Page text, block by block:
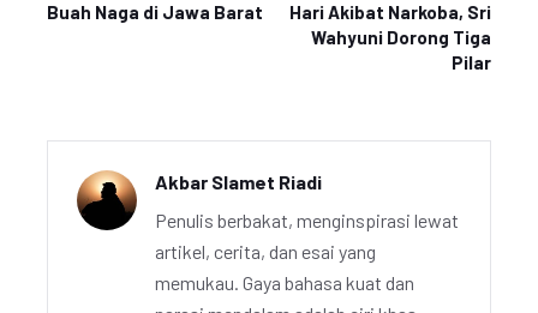
Buah Naga di Jawa Barat
Hari Akibat Narkoba, Sri
Wahyuni Dorong Tiga
Pilar
Akbar Slamet Riadi
Penulis berbakat, menginspirasi lewat
artikel, cerita, dan esai yang
memukau. Gaya bahasa kuat dan